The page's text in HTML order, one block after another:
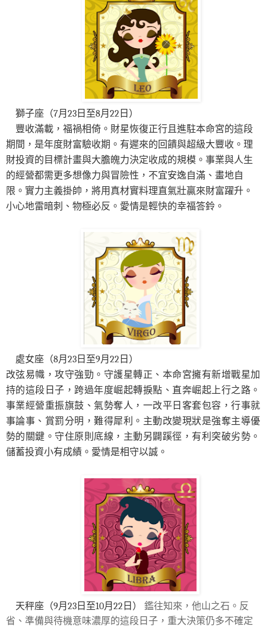
獅子座（7月23日至8月22日）
豐收滿載，福禍相倚。財星恢復正行且進駐本命宮的這段
期間，是年度財富驗收期。有遲來的回饋與超級大豐收。理
財投資的目標計畫與大膽魄力決定收成的規模。事業與人生
的經營都需更多想像力與冒險性，不宜安逸自滿、畫地自
限。實力主義掛帥，將用真材實料理直氣壯贏來財富躍升。
小心地雷暗刺、物極必反。愛情是輕快的幸福答鈴。
處女座（8月23日至9月22日）
改弦易幟，攻守強勁。守護星轉正、本命宮擁有新增戰星加
持的這段日子，跨過年度崛起轉捩點、直奔崛起上行之路。
事業經營重振旗鼓、氣勢奪人，一改平日客套包容，行事就
事論事、賞罰分明，難得犀利。主動改變現狀是強奪主導優
勢的關鍵。守住原則底線，主動另闢蹊徑，有利突破劣勢。
儲蓄投資小有成績。愛情是相守以誠。
天秤座（9月23日至10月22日）
鑑往知來，他山之石。反
省、準備與待機意味濃厚的這段日子，重大決策仍多不確定